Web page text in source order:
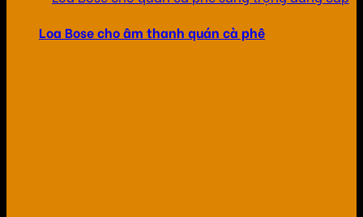
Loa Bose cho âm thanh quán cà phê